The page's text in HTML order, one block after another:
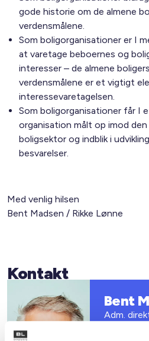
gode historie om de almene
verdensmålene.
Som boligorganisationer er I
at varetage beboernes og
interesser – de almene
verdensmålene er et vigtigt
interessevaretagelsen.
Som boligorganisationer får I
organisation målt op imod den
boligsektor og indblik i
besvarelser.
Med venlig hilsen
Bent Madsen / Rikke Lønne
Kontakt
Bent
Adm.